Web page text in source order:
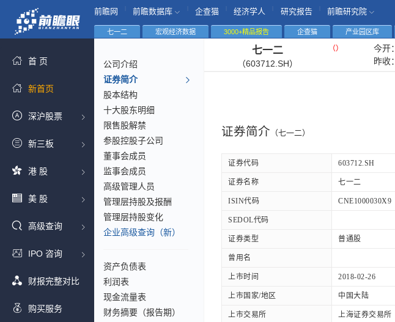
前瞻网 前瞻数据库 企查猫 经济学人 研究报告 前瞻研究院
首 页
新首页
深沪股票
新三板
港 股
美 股
高级查询
IPO 咨询
财报完整对比
购买服务
七一二 宏观经济数据 3000+精品报告 企查猫 产业园区库
公司介绍
证券简介
股本结构
十大股东明细
限售股解禁
参股控股子公司
董事会成员
监事会成员
高级管理人员
管理层持股及报酬
管理层持股变化
企业高级查询（新）
资产负债表
利润表
现金流量表
财务摘要（报告期）
七一二
（603712.SH）
（） 今开：
昨收：
证券简介 （七一二）
证券代码 603712.SH
证券名称 七一二
ISIN代码 CNE1000030X9
SEDOL代码
证券类型 普通股
曾用名
上市时间 2018-02-26
上市国家/地区 中国大陆
上市交易所 上海证券交易所